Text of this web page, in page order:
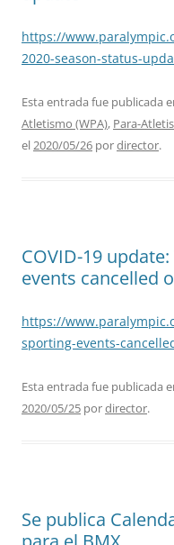
https://
2020-season-status-
Esta entrada fue publicada
Atletismo (WPA), Para-
el2020/05/26 pordirector.
COVID-19
events cancelled
https://
sporting-events-
Esta entrada fue publicada
2020/05/25 pordirector.
Se publica